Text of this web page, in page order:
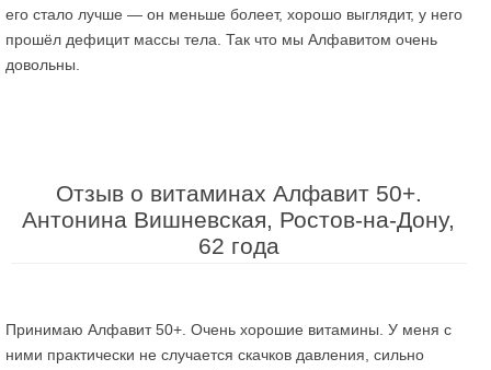
его стало лучше — он меньше болеет, хорошо выглядит, у него
прошёл дефицит массы тела. Так что мы Алфавитом очень
довольны.
Отзыв о витаминах Алфавит 50+.
Антонина Вишневская, Ростов-на-Дону,
62 года
Принимаю Алфавит 50+. Очень хорошие витамины. У меня с
ними практически не случается скачков давления, сильно